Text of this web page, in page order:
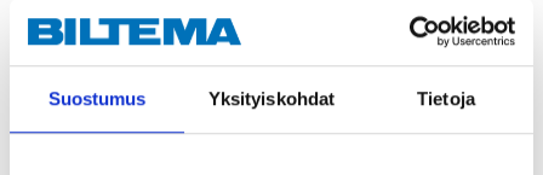
Suostumus Yksityiskohdat Tietoja
Teknisk specifikation